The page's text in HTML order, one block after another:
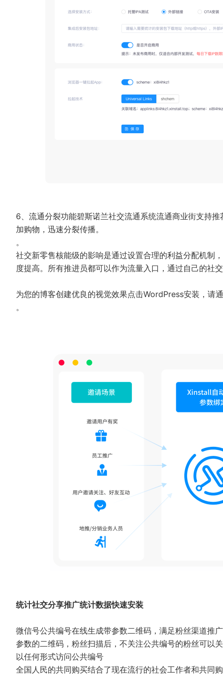
6、流通分裂功能碧斯诺兰社交流通系统流通商业街支持
加购物，迅速分裂传播。
。
社交新零售核能级的影响是通过设置合理的利益分配机制
度提高。所有推进员都可以作为流量入口，通过自己的社
为您的博客创建优良的视觉效果点击WordPress安装，请
。
统计社交分享推广统计数据快速安装
微信号公共编号在线生成带参数二维码，满足粉丝渠道推
参数的二维码，粉丝扫描后，不关注公共编号的粉丝可以
以任何形式访问公共编号
全国人民的共同购买结合了现在流行的社会工作者和共同